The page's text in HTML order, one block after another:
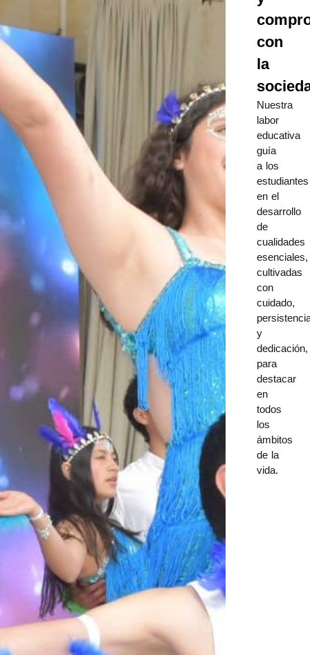
con
la
Nuestra
labor
educativa
guía
a los
estudiantes
en el
desarrollo
de
cualidades
esenciales,
cultivadas
con
cuidado,
y
dedicación,
para
destacar
en
todos
los
ámbitos
de la
vida.